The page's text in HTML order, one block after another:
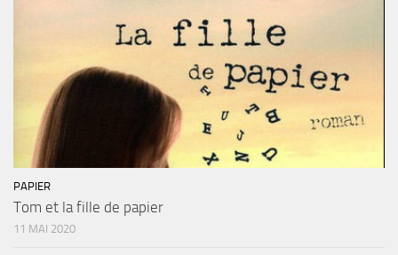
PAPIER
Tom et la fille de papier
11 MAI 2020